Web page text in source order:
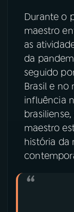
Durante o
maestro
as
da
seguido
Brasil e no
influência
maestro
história da